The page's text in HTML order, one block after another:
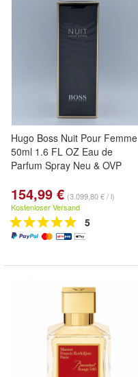
Hugo Boss Nuit Pour Femme
50ml 1.6 FL OZ Eau de
Parfum Spray Neu & OVP
154,99 € (3.099,80 € / l)
Kostenloser Versand
5